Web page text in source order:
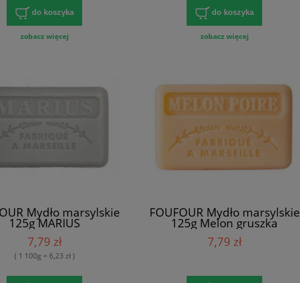
do koszyka
zobacz więcej
do koszyka
zobacz więcej
Mydło marsylskie
125g MARIUS
7,79 zł
( 1 100g = 6,23 zł )
FOUFOUR Mydło marsylskie
125g Melon gruszka
7,79 zł